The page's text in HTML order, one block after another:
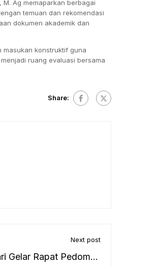
M. Ag memaparkan berbagai
temuan dan rekomendasi
dokumen akademik dan
masukan konstruktif guna
ruang evaluasi bersama
Share:
Next post
Gelar Rapat Pedoman